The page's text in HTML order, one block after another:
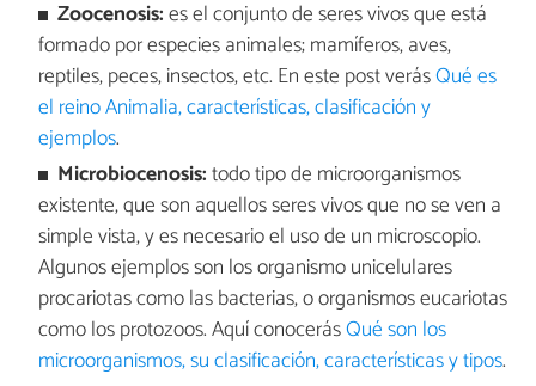
Zoocenosis:es el conjunto de seres vivos que está
formado por especies animales; mamíferos, aves,
reptiles, peces, insectos, etc. En este post verásQué es
el reino Animalia, características, clasificación y
ejemplos.
Microbiocenosis:todo tipo de microorganismos
existente, que son aquellos seres vivos que no se ven a
simple vista, y es necesario el uso de un microscopio.
Algunos ejemplos son los organismo unicelulares
procariotas como las bacterias, o organismos eucariotas
como los protozoos. Aquí conocerásQué son los
microorganismos, su clasificación, características y tipos.